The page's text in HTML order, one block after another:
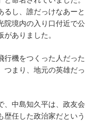
るし、誰だっけなあーと
院境内の入り口付近で公
ありました。
機をつくった人だった
つまり、地元の英雄だっ
中島知久平は、政友会
歴任した政治家だという